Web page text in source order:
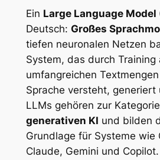
Ein Large Language Model
Deutsch: Großes
tiefen neuronalen Netzen
System, das durch Training
umfangreichen
Sprache versteht,
LLMs gehören zur
generativen KI und bilden
Grundlage für Systeme wie
Claude, Gemini und Copilot.